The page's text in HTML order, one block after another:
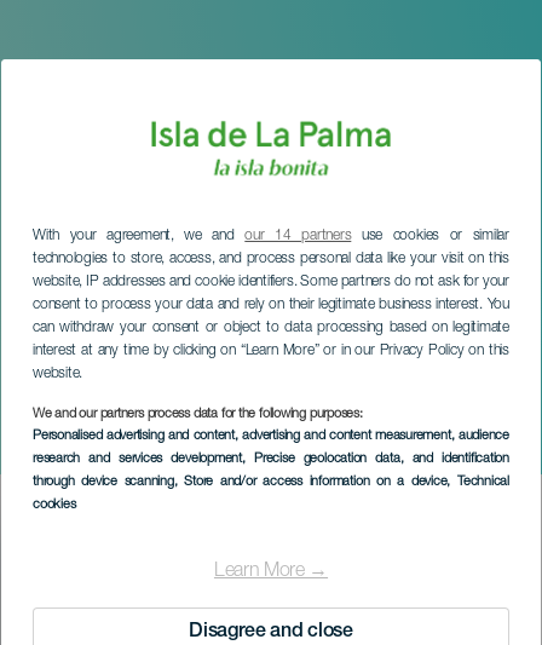
With your agreement, we andour 14 partnersuse cookies or similar
technologies to store, access, and process personal data like your visit on this
website, IP addresses and cookie identifiers. Some partners do not ask for your
consent to process your data and rely on their legitimate business interest. You
can withdraw your consent or object to data processing based on legitimate
interest at any time by clicking on “Learn More” or in our Privacy Policy on this
website.
We and our partners process data for the following purposes:
Personalised advertising and content, advertising and content measurement, audience
research and services development, Precise geolocation data, and identification
through device scanning, Store and/or access information on a device, Technical
cookies
Learn More →
Disagree and close
Begrafenis van Doña
Sardina
Imagen